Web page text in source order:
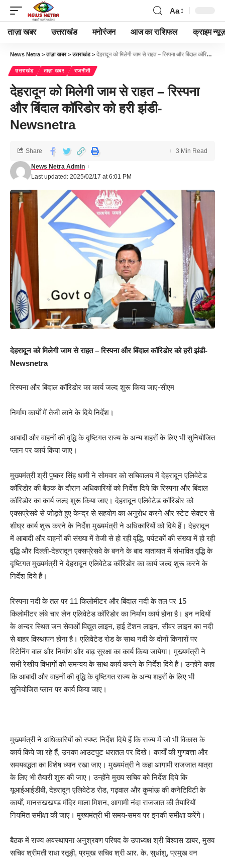
Aa
ताज़ा खबर उत्तराखंड मनोरंजन आज का राशिफल क्राइम न्यूज़
News Netra >ताज़ा खबर>उत्तराखंड> देहरादून को मिलेगी जाम से राहत – रिस्पना और बिंदाल कॉरिडोर को हरी झंडी-Newsnetra
उत्तराखंड ताज़ा खबर राजनीती
देहरादून को मिलेगी जाम से राहत – रिस्पना
और बिंदाल कॉरिडोर को हरी झंडी-
Newsnetra
Last updated: 2025/02/17 at 6:01 PM
News Netra Admin
Share 3 Min Read
देहरादून को मिलेगी जाम से राहत – रिस्पना और बिंदाल कॉरिडोर को हरी झंडी-
Newsnetra
रिस्पना और बिंदाल कॉरिडोर का कार्य जल्द शुरू किया जाए-सीएम
निर्माण कार्यों में तेजी लाने के दिये निर्देश।
आबादी और वाहनों की वृद्धि के दृष्टिगत राज्य के अन्य शहरों के लिए भी सुनियोजित
प्लान पर कार्य किया जाए।
मुख्यमंत्री श्री पुष्कर सिंह धामी ने सोमवार को सचिवालय में देहरादून एलिवेटेड
कॉरिडोर की बैठक के दौरान अधिकारियों को निर्देश दिये कि रिस्पना और बिंदाल
कॉरिडोर का कार्य जल्द शुरू किया जाए। देहरादून एलिवेटेड कॉरिडोर को
एक्सप्रेसवे से जोड़ते हुए केन्द्र से सहयोग का अनुरोध करने और स्टेट सेक्टर से
शीघ्र कार्य शुरू करने के निर्देश मुख्यमंत्री ने अधिकारियों को दिये हैं। देहरादून
में आबादी और वाहनों की संख्या में तेजी से हो रही वृद्धि, पर्यटकों की संख्या में हो रही
वृद्धि और दिल्ली-देहरादून एक्सप्रेसवे के बनने के बाद यातायात में संभावित वृद्धि के
दृष्टिगत मुख्यमंत्री ने देहरादून एलिवेटेड कॉरिडोर का कार्य जल्द शुरू करने के
निर्देश दिये हैं।
रिस्पना नदी के तल पर 11 किलोमीटर और बिंदाल नदी के तल पर 15
किलोमीटर लंबे चार लेन एलिवेटेड कॉरिडोर का निर्माण कार्य होना है। इन नदियों
के अन्दर स्थित जन सेवाओं विद्युत लाइन, हाई टेंशन लाइन, सीवर लाइन का नदी
से बाहर विस्थापन होना है। एलिवेटेड रोड के साथ नदी के दोनों किनारों पर
रिटेनिंग वाल और निर्माण और बाढ़ सुरक्षा का कार्य किया जायेगा। मुख्यमंत्री ने
सभी रेखीय विभागों को समन्वय के साथ कार्य करने के निर्देश दिये हैं। उन्होंने कहा
कि आबादी और वाहनों की वृद्धि के दृष्टिगत राज्य के अन्य शहरों के लिए भी
सुनियोजित प्लान पर कार्य किया जाए।
मुख्यमंत्री ने अधिकारियों को स्पष्ट निर्देश दिये हैं कि राज्य में जो भी विकास के
कार्य किये जा रहे हैं, उनका आउटपुट धरातल पर दिखे। कार्यों की गुणवत्ता और
समयबद्धता का विशेष ध्यान रखा जाए। मुख्यमंत्री ने कहा आगामी राजजात यात्रा
के लिए भी तैयारी शुरू की जाए। उन्होंने मुख्य सचिव को निर्देश दिये कि
यूआईआईडीबी, देहरादून एलिवेटेड रोड, गढ़वाल और कुमांऊ की कनेटिविटी के
कार्यों, मानसखखण्ड मंदिर माला मिशन, आगामी नंदा राजजात की तैयारियों
नियमित समीक्षा की जाए। मुख्यमंत्री भी समय-समय पर इनकी समीक्षा करेंगे।
बैठक में राज्य अवस्थापना अनुश्रवण परिषद के उपाध्यक्ष श्री विश्वास डाबर, मुख्य
सचिव श्रीमती राधा रतूड़ी, प्रमुख सचिव श्री आर. के. सुधांशु, प्रमुख वन